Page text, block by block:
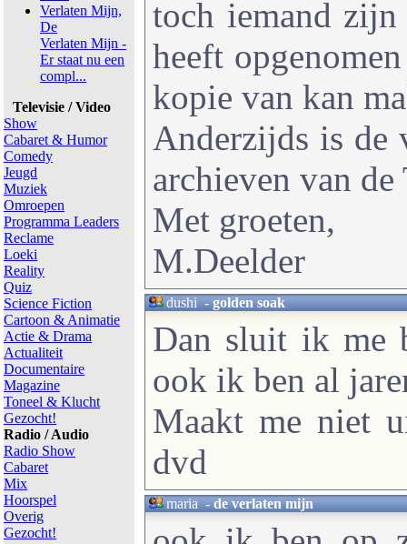
Verlaten Mijn,
De
Verlaten Mijn -
Er staat nu een
compl...
Televisie / Video
Show
Cabaret & Humor
Comedy
Jeugd
Muziek
Omroepen
Programma Leaders
Reclame
Loeki
Reality
Quiz
Science Fiction
Cartoon & Animatie
Actie & Drama
Actualiteit
Documentaire
Magazine
Toneel & Klucht
Gezocht!
Radio / Audio
Radio Show
Cabaret
Mix
Hoorspel
Overig
Gezocht!
toch iemand zijn
heeft
kopie van kan
Anderzijds is de
archieven van de
Met groeten,
M.Deelder
dushi-golden soak
Dan sluit ik me
ook ik ben al
Maakt me niet
dvd
maria-de verlaten mijn